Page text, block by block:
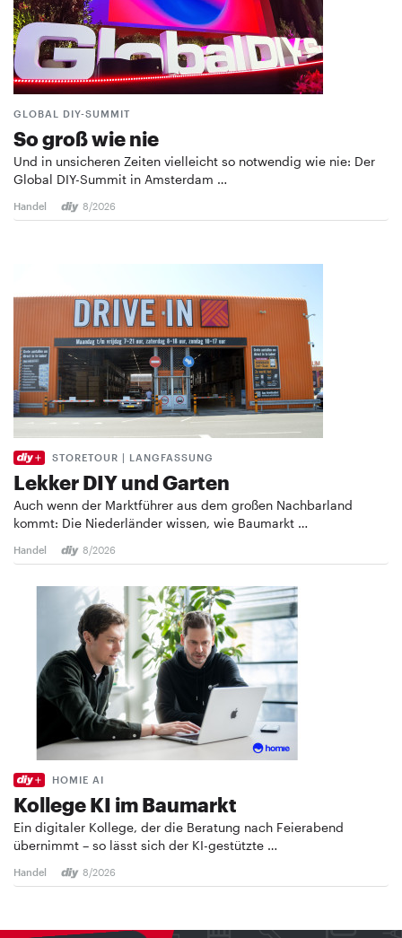
GLOBAL DIY-SUMMIT
So groß wie nie
Und in unsicheren Zeiten vielleicht so notwendig wie nie: Der
Global DIY-Summit in Amsterdam …
Handel 8/2026
STORETOUR | LANGFASSUNG
Lekker DIY und Garten
Auch wenn der Marktführer aus dem großen Nachbarland
kommt: Die Niederländer wissen, wie Baumarkt …
Handel 8/2026
HOMIE AI
Kollege KI im Baumarkt
Ein digitaler Kollege, der die Beratung nach Feierabend
übernimmt – so lässt sich der KI-gestützte …
Handel 8/2026